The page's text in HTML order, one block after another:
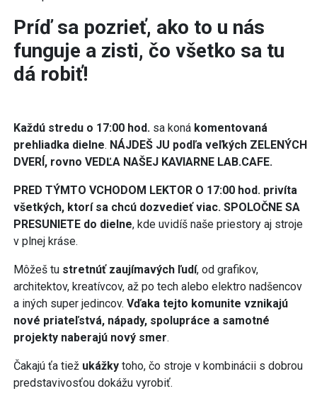
Príď sa pozrieť, ako to u nás
funguje a zisti, čo všetko sa tu
dá robiť!
Každú stredu o 17:00 hod. sa koná komentovaná
prehliadka dielne. NÁJDEŠ JU podľa veľkých ZELENÝCH
DVERÍ, rovno VEDĽA NAŠEJ KAVIARNE LAB.CAFE.
PRED TÝMTO VCHODOM LEKTOR O 17:00 hod. privíta
všetkých, ktorí sa chcú dozvedieť viac. SPOLOČNE SA
PRESUNIETE do dielne, kde uvidíš naše priestory aj stroje
v plnej kráse.
Môžeš tu stretnúť zaujímavých ľudí, od grafikov,
architektov, kreatívcov, až po tech alebo elektro nadšencov
a iných super jedincov. Vďaka tejto komunite vznikajú
nové priateľstvá, nápady, spolupráce a samotné
projekty naberajú nový smer.
Čakajú ťa tiež ukážky toho, čo stroje v kombinácii s dobrou
predstavivosťou dokážu vyrobiť.